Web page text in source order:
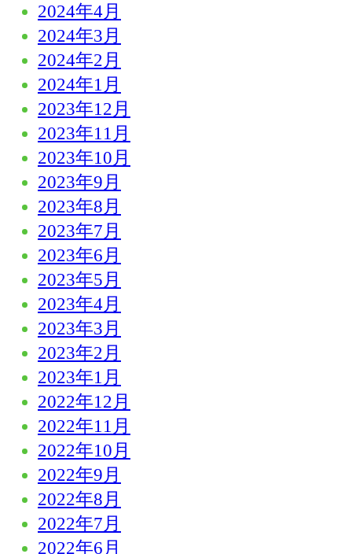
2024年4月
2024年3月
2024年2月
2024年1月
2023年12月
2023年11月
2023年10月
2023年9月
2023年8月
2023年7月
2023年6月
2023年5月
2023年4月
2023年3月
2023年2月
2023年1月
2022年12月
2022年11月
2022年10月
2022年9月
2022年8月
2022年7月
2022年6月